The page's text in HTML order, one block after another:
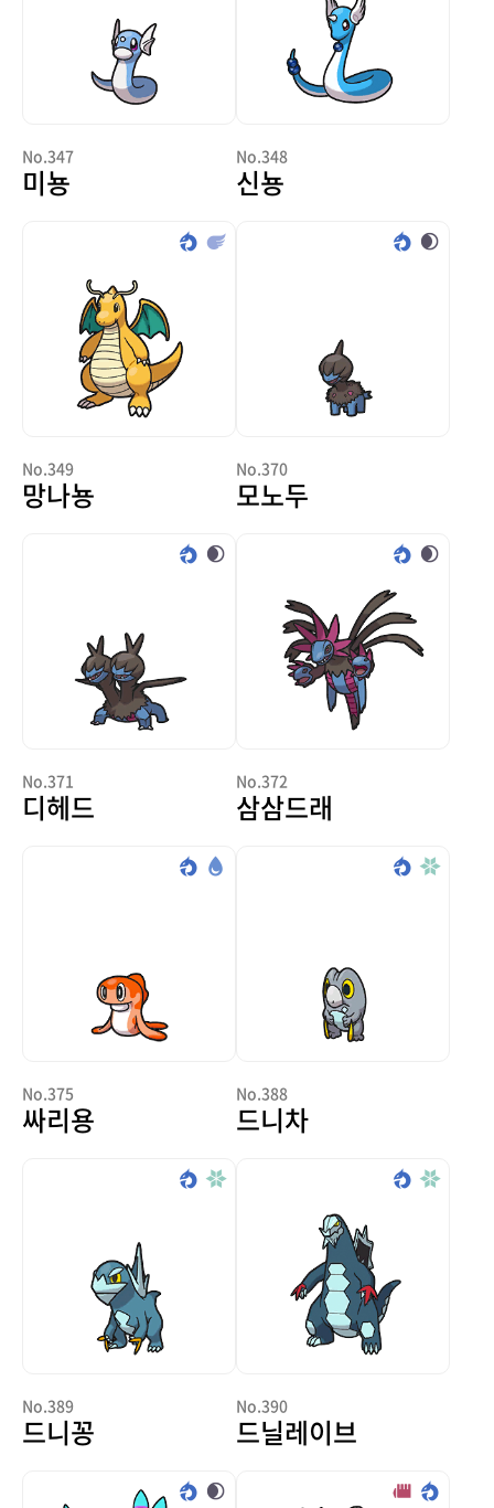
No.347
미뇽
No.348
신뇽
No.349
망나뇽
No.370
모노두
No.371
디헤드
No.372
삼삼드래
No.375
싸리용
No.388
드니차
No.389
드니꽁
No.390
드닐레이브